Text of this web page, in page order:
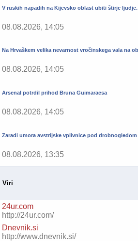
V ruskih napadih na Kijevsko oblast ubiti štirje
08.08.2026, 14:05
Na Hrvaškem velika nevarnost vročinskega vala na
08.08.2026, 14:05
Arsenal potrdil prihod Bruna Guimaraesa
08.08.2026, 14:05
Zaradi umora avstrijske vplivnice pod
08.08.2026, 13:35
Viri
24ur.com
http://24ur.com/
Dnevnik.si
http://www.dnevnik.si/